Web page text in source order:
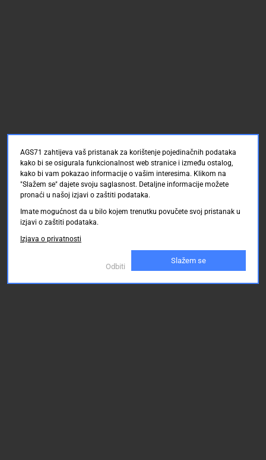
AGS71 zahtijeva vaš pristanak za korištenje pojedinačnih podataka
kako bi se osigurala funkcionalnost web stranice i između ostalog,
kako bi vam pokazao informacije o vašim interesima. Klikom na
"Slažem se" dajete svoju saglasnost. Detaljne informacije možete
pronaći u našoj izjavi o zaštiti podataka.
Imate mogućnost da u bilo kojem trenutku povučete svoj pristanak u
izjavi o zaštiti podataka.
Izjava o privatnosti
Odbiti
Slažem se